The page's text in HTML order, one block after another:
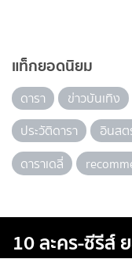
แท็กยอดนิยม
ดารา ข่าวบันเทิง
ประวัติดารา
อินสต
ดาราเดลี่
10 ละคร-ซีรีส์